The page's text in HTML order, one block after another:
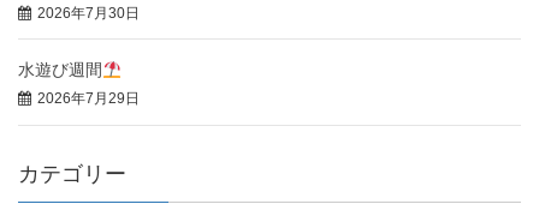
2026年7月30日
水遊び週間
2026年7月29日
カテゴリー